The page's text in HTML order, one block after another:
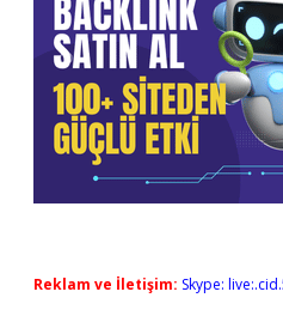
Reklam ve İletişim: Skype: